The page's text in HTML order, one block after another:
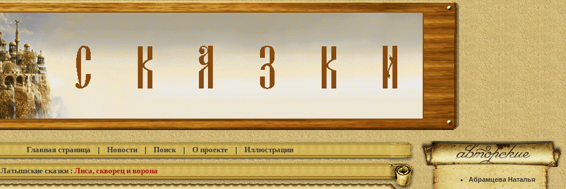
Главная страница| Новости| Поиск| О проекте| Иллюстрации
Латышские сказки : Лиса, скворец и ворона
Абрамцева Наталья